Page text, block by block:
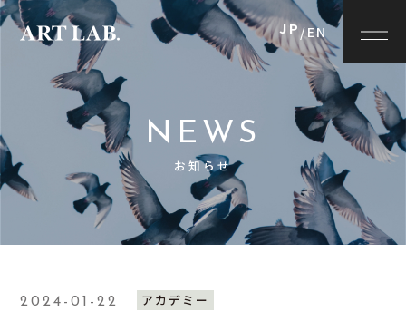
JP/EN
NEWS
お知らせ
2024-01-22 アカデミー